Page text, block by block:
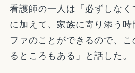
看護師の一人は「必ずしなく
に加えて、家族に寄り添う
ファのことができるので、
るところもある」と話した。